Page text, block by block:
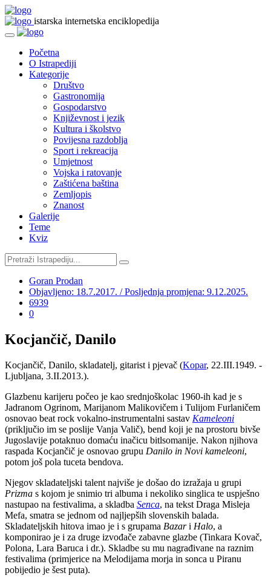
istarska internetska enciklopedija
Početna
O Istrapediji
Kategorije
Društvo
Gastronomija
Gospodarstvo
Književnost i jezik
Kultura i školstvo
Povijesna razdoblja
Sport i rekreacija
Umjetnost
Vojska i ratovanje
Zaštićena baština
Zemljopis
Znanost
Galerije
Teme
Kviz
Goran Prodan
Objavljeno: 18.7.2017. / Posljednja promjena: 9.12.2025.
6939
0
Kocjančič, Danilo
Kocjančič, Danilo, skladatelj, gitarist i pjevač (Kopar, 22.III.1949. -
Ljubljana, 3.II.2013.).
Glazbenu karijeru počeo je kao srednjoškolac 1960-ih kad je s
Jadranom Ogrinom, Marijanom Malikovičem i Tulijom Furlaničem
osnovao beat rock vokalno-instrumentalni sastav Kameleoni
(priključio im se poslije Vanja Valič), bend koji je na prostoru bivše
Jugoslavije potaknuo domaću inačicu bitlsomanije. Nakon njihova
raspada Kocjančič je osnovao grupu Danilo in Novi kameleoni,
potom još pola tuceta bendova.
Njegov skladateljski talent najviše je došao do izražaja u grupi
Prizma s kojom je snimio tri albuma i nekoliko singlica te uspješno
nastupao na festivalima, a skladba Senca, na tekst Draga Misleja
Mefa, smatra se jednom od najljepših slovenskih balada.
Skladateljskih hitova imao je i s grupama Bazari Halo, a
komponirao je i za druge izvođače zabavne glazbe (Tinkara Kovač,
Polona, Lara Baruca i dr.). Skladbe su mu nagrađivane na raznim
festivalima (primjerice na Melodijama morja in sonca u Piranu
pobijedio je šest puta).